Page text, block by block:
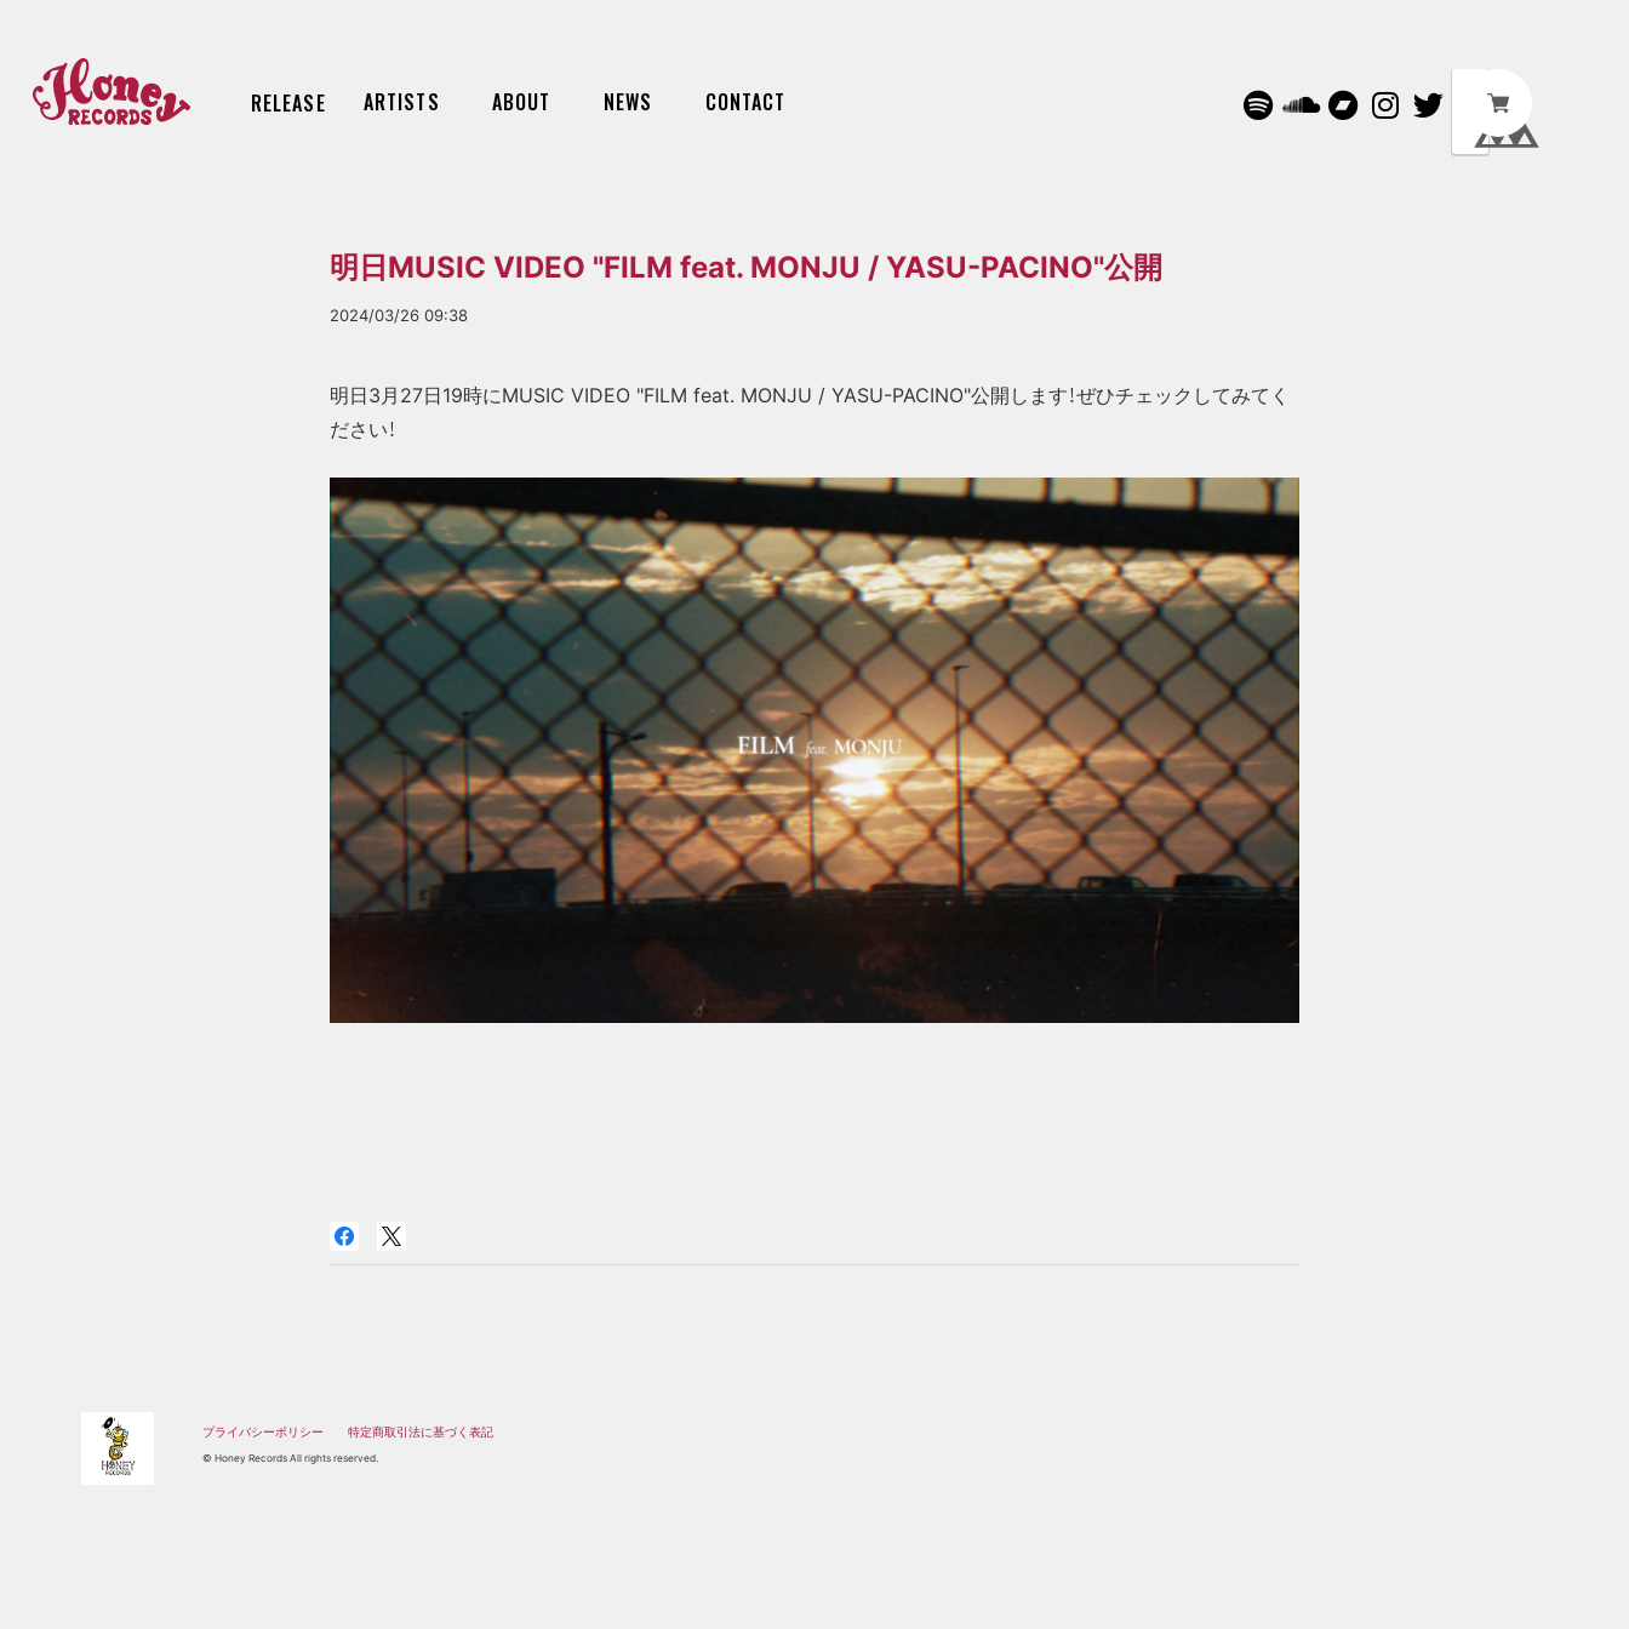
RELEASE ARTISTS ABOUT NEWS CONTACT
明日MUSIC VIDEO "FILM feat. MONJU / YASU-PACINO"公開
2024/03/26 09:38
明日3月27日19時にMUSIC VIDEO "FILM feat. MONJU / YASU-PACINO"公開します！ぜひチェックしてみてく
ださい！
プライバシーポリシー 特定商取引法に基づく表記
© Honey Records All rights reserved.